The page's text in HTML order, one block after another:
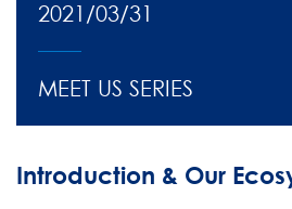
2021/03/31
MEET US SERIES
Introduction & Our